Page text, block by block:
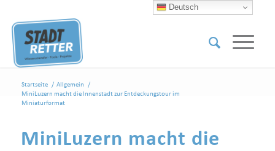
Startseite / Allgemein
/
MiniLuzern macht die Innenstadt zur Entdeckungstour im
Miniaturformat
MiniLuzern macht die
Deutsch